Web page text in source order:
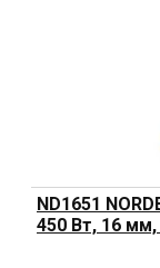
ND1651
450 Вт, 16